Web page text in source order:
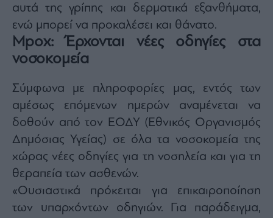
By
submitting
your
email,
you
agree
our
Terms
Notice.
You
opt
out
at
time.
This
site
is
protected
by
reCAPTCHA
and
the
Privacy
αυτά της γρίπης και δερματικά εξανθήματα,
ενώ μπορεί να προκαλέσει και θάνατο.
Mpox: Έρχονται νέες οδηγίες στα
νοσοκομεία
Σύμφωνα με πληροφορίες μας, εντός των
αμέσως επόμενων ημερών αναμένεται να
δοθούν από τον ΕΟΔΥ (Εθνικός Οργανισμός
Δημόσιας Υγείας) σε όλα τα νοσοκομεία της
χώρας νέες οδηγίες για τη νοσηλεία και για τη
θεραπεία των ασθενών.
«Ουσιαστικά πρόκειται για επικαιροποίηση
των υπαρχόντων οδηγιών. Για παράδειγμα,